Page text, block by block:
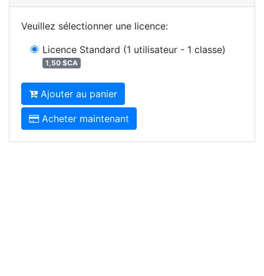
Veuillez sélectionner une licence:
Licence Standard (1 utilisateur - 1 classe)
1,50 $CA
Ajouter au panier
Acheter maintenant